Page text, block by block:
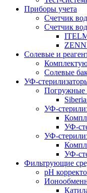
Приборы учета
Счетчик
Счетчик
Солевые и
Солевые
УФ-
Погружные
УФ-
УФ-
УФ-
УФ-
Фильтрующие
pH